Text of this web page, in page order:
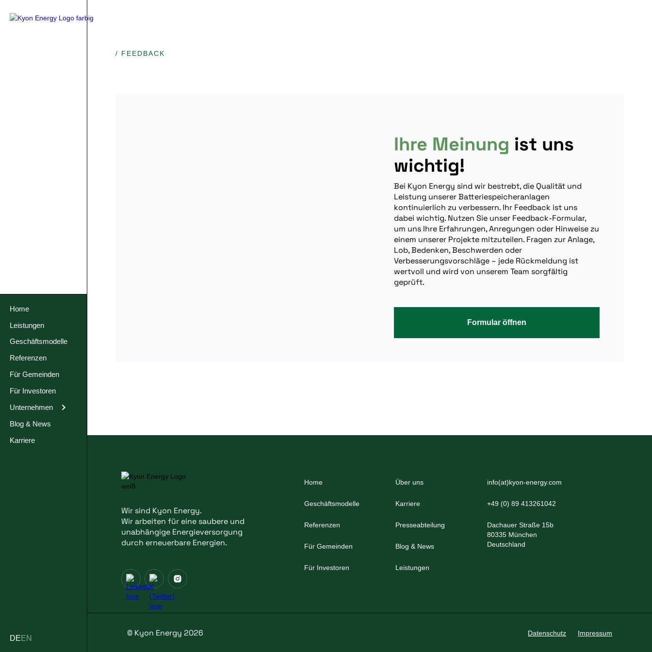
Home
Leistungen
Geschäftsmodelle
Referenzen
Für Gemeinden
Für Investoren
Unternehmen
Blog & News
Karriere
DE EN
/ FEEDBACK
Ihre Meinung ist uns
wichtig!
Bei Kyon Energy sind wir bestrebt, die Qualität und
Leistung unserer Batteriespeicheranlagen
kontinuierlich zu verbessern. Ihr Feedback ist uns
dabei wichtig. Nutzen Sie unser Feedback-Formular,
um uns Ihre Erfahrungen, Anregungen oder Hinweise zu
einem unserer Projekte mitzuteilen. Fragen zur Anlage,
Lob, Bedenken, Beschwerden oder
Verbesserungsvorschläge – jede Rückmeldung ist
wertvoll und wird von unserem Team sorgfältig
geprüft.
Formular öffnen
Wir sind Kyon Energy.
Wir arbeiten für eine saubere und
unabhängige Energieversorgung
durch erneuerbare Energien.
Home
Geschäftsmodelle
Referenzen
Für Gemeinden
Für Investoren
Über uns
Karriere
Presseabteilung
Blog & News
Leistungen
info(at)kyon-energy.com
+49 (0) 89 413261042
Dachauer Straße 15b
80335 München
Deutschland
© Kyon Energy 2026 Datenschutz Impressum